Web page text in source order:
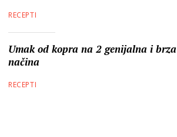
RECEPTI
Umak od kopra na 2 genijalna i brza
načina
RECEPTI